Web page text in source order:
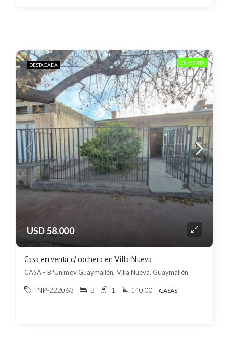
DESTACADA EN VENTA
USD 58.000
Casa en venta c/ cochera en Villa Nueva
CASA - B°Unimev Guaymallén, Villa Nueva, Guaymallén
INP-222063 3 1 140.00 CASAS